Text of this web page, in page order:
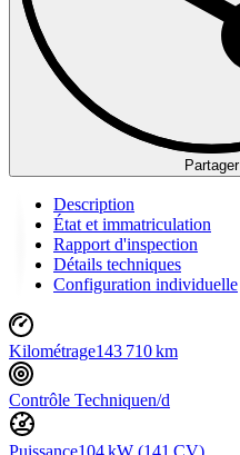
Partager
Description
État et immatriculation
Rapport d'inspection
Détails techniques
Configuration individuelle
Kilométrage143 710 km
Contrôle Techniquen/d
Puissance104 kW (141 CV)